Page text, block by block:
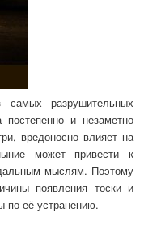
разрушительных
постепенно и незаметно
вредоносно влияет на
может привести к
мыслям. Поэтому
появления тоски и
по её устранению.